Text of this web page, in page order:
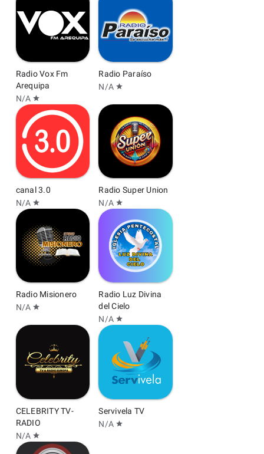
Radio Vox Fm
Arequipa
N/A star
Radio Paraíso
N/A star
canal 3.0
N/A star
Radio Super Union
N/A star
Radio Misionero
N/A star
Radio Luz Divina
del Cielo
N/A star
CELEBRITY TV-
RADIO
N/A star
Servivela TV
N/A star